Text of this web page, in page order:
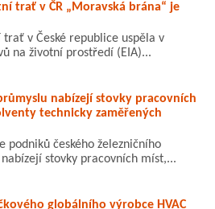
trať v ČR „Moravská brána“ je
trať v České republice uspěla v
na životní prostředí (EIA)...
nabízejí stovky pracovních
technicky zaměřených
podniků českého železničního
stovky pracovních míst,...
globálního výrobce HVAC